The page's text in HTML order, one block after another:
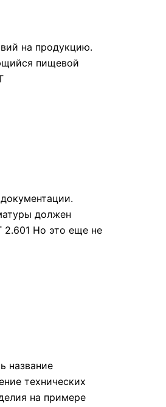
на продукцию.
пищевой
должен
2.601 Но это еще не
название
технических
на примере